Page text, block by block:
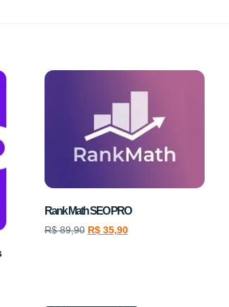
Rank Math SEO PRO
R$89,90 R$35,90